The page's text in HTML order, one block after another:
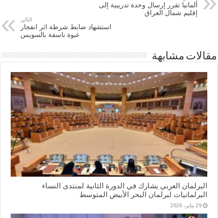
ألمانيا تقرر إرسال وحدة تدريبية إلى
إقليم شمال العراق
التالي
استشهاد ضابط شرطة اثر انفجار
عبوة ناسفة بالسويس
مقالات مشابهة
البرلمان العربي يشارك في الدورة الثانية لمنتدى النساء
البرلمانيات لبرلمان البحر الأبيض المتوسط
29 يناير، 2026